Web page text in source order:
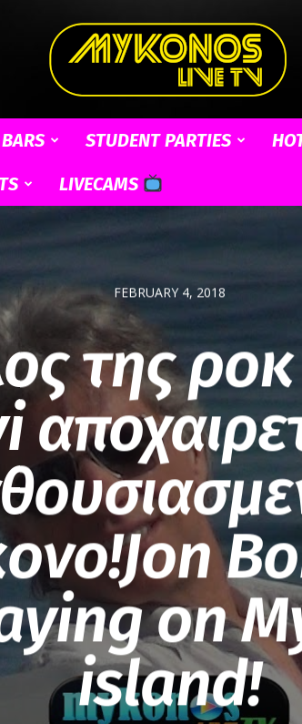
TV
STUDENT PARTIES
LIVECAMS
FEBRUARY 4, 2018
της
on
island!